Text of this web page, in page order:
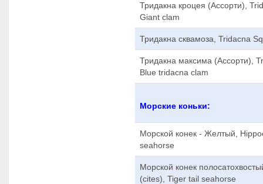
Тридакна кроцея (Ассорти),
Giant clam
Тридакна сквамоза, Tridacna
Тридакна максима (Ассорти),
Blue tridacna clam
Морские коньки:
Морской конек - Желтый,
seahorse
Морской конек
(cites), Tiger tail seahorse